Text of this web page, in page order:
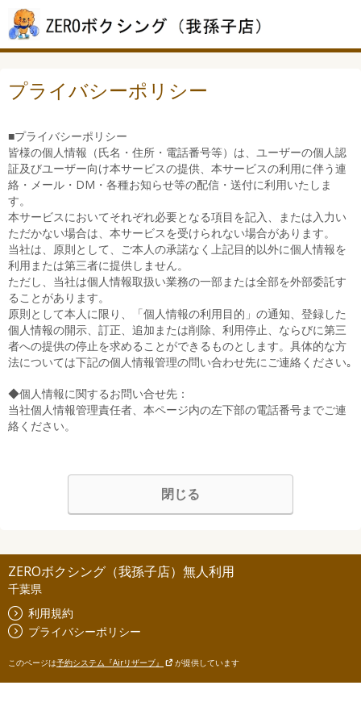
プライバシーポリシー
■プライバシーポリシー
皆様の個人情報（氏名・住所・電話番号等）は、ユーザーの個人認
証及びユーザー向け本サービスの提供、本サービスの利用に伴う連
絡・メール・DM・各種お知らせ等の配信・送付に利用いたしま
す。
本サービスにおいてそれぞれ必要となる項目を記入、または入力い
ただかない場合は、本サービスを受けられない場合があります。
当社は、原則として、ご本人の承諾なく上記目的以外に個人情報を
利用または第三者に提供しません。
ただし、当社は個人情報取扱い業務の一部または全部を外部委託す
ることがあります。
原則として本人に限り、「個人情報の利用目的」の通知、登録した
個人情報の開示、訂正、追加または削除、利用停止、ならびに第三
者への提供の停止を求めることができるものとします。具体的な方
法については下記の個人情報管理の問い合わせ先にご連絡ください｡
◆個人情報に関するお問い合せ先：
当社個人情報管理責任者、本ページ内の左下部の電話番号までご連
絡ください。
閉じる
ZEROボクシング（我孫子店）無人利用
千葉県
利用規約
プライバシーポリシー
このページは予約システム『Airリザーブ』 が提供しています